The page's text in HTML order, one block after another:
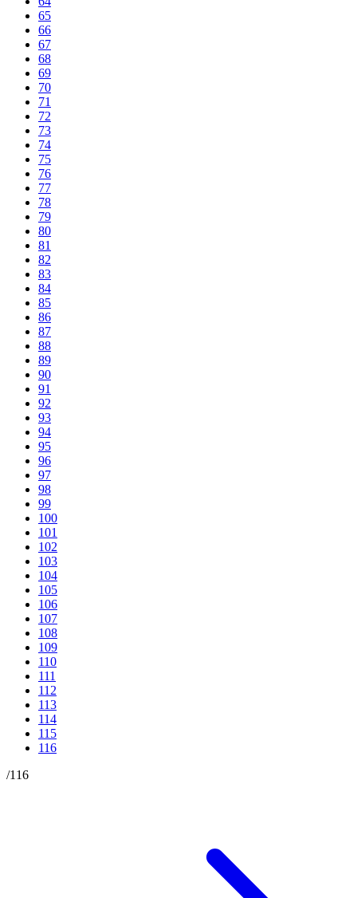
65
66
67
68
69
70
71
72
73
74
75
76
77
78
79
80
81
82
83
84
85
86
87
88
89
90
91
92
93
94
95
96
97
98
99
100
101
102
103
104
105
106
107
108
109
110
111
112
113
114
115
116
/116